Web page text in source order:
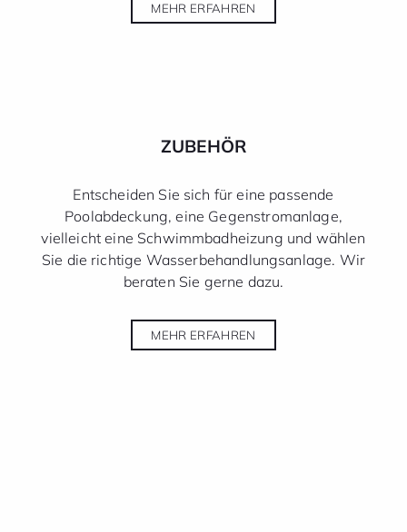
MEHR ERFAHREN
ZUBEHÖR
Entscheiden Sie sich für eine passende
Poolabdeckung, eine Gegenstromanlage,
vielleicht eine Schwimmbadheizung und wählen
Sie die richtige Wasserbehandlungsanlage. Wir
beraten Sie gerne dazu.
MEHR ERFAHREN